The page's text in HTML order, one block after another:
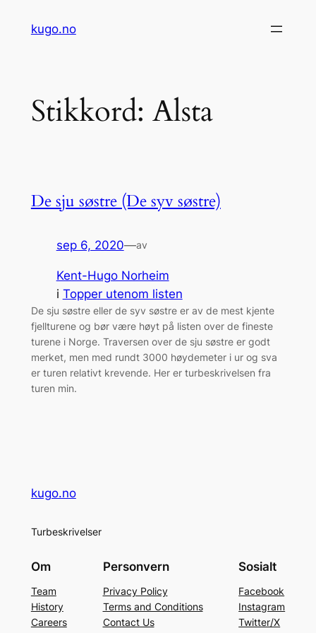
kugo.no
Stikkord: Alsta
De sju søstre (De syv søstre)
sep 6, 2020—av
Kent-Hugo Norheim
i Topper utenom listen
De sju søstre eller de syv søstre er av de mest kjente
fjellturene og bør være høyt på listen over de fineste
turene i Norge. Traversen over de sju søstre er godt
merket, men med rundt 3000 høydemeter i ur og sva
er turen relativt krevende. Her er turbeskrivelsen fra
turen min.
kugo.no
Turbeskrivelser
Om
Team
History
Careers
Personvern
Privacy Policy
Terms and Conditions
Contact Us
Sosialt
Facebook
Instagram
Twitter/X